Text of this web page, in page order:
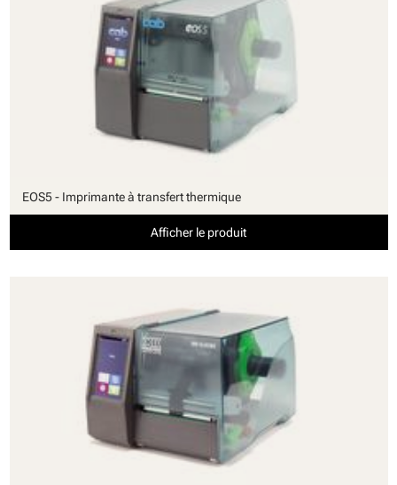
EOS5 - Imprimante à transfert thermique
Afficher le produit